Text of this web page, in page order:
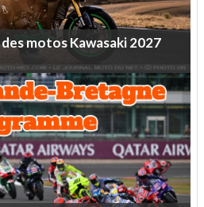
desmotosKawasaki2027